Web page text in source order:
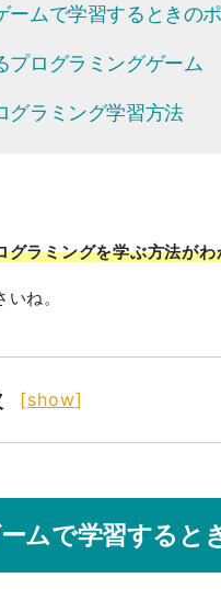
ームで学習するときの
プログラミングゲーム
グラミング学習方法
グラミングを学ぶ方法がわ
ね。
[show]
ムで学習すると